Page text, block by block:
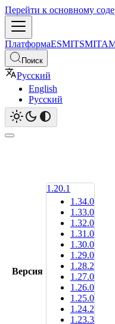
Перейти к основному
ПлатформаESMITSM
Поиск
Русский
English
Русский
Версия
1.20.1
1.34.0
1.33.0
1.32.0
1.31.0
1.30.0
1.29.0
1.28.2
1.27.0
1.26.0
1.25.0
1.24.2
1.23.3